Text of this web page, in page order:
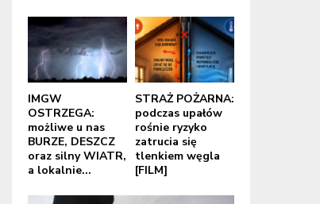
IMGW
OSTRZEGA:
możliwe u nas
BURZE, DESZCZ
oraz silny WIATR,
a lokalnie...
STRAŻ POŻARNA:
podczas upałów
rośnie ryzyko
zatrucia się
tlenkiem węgla
[FILM]